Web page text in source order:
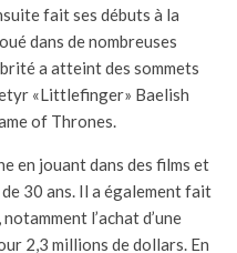
fait ses débuts à la
dans de nombreuses
a atteint des sommets
«Littlefinger» Baelish
of Thrones.
en jouant dans des films et
30 ans. Il a également fait
l’achat d’une
2,3 millions de dollars. En